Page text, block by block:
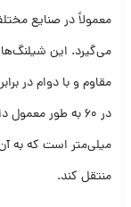
معمولاً در صنایع
می‌گیرد. این
میلی‌متر است که به
منتقل کند.